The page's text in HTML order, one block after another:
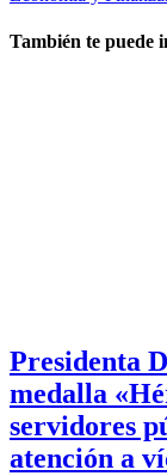
También te puede
Presidenta
medalla
servidores
atención a